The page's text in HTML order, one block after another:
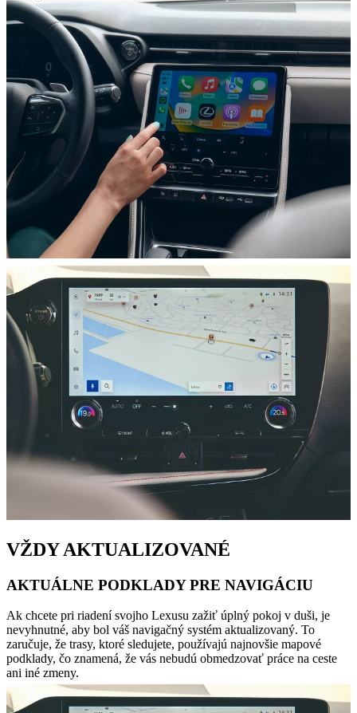
VŽDY AKTUALIZOVANÉ
AKTUÁLNE PODKLADY PRE NAVIGÁCIU
Ak chcete pri riadení svojho Lexusu zažiť úplný pokoj v duši, je
nevyhnutné, aby bol váš navigačný systém aktualizovaný. To
zaručuje, že trasy, ktoré sledujete, používajú najnovšie mapové
podklady, čo znamená, že vás nebudú obmedzovať práce na ceste
ani iné zmeny.